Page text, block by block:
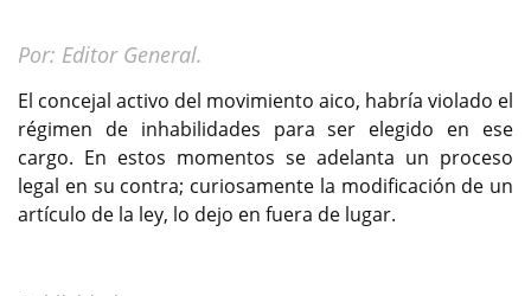
Por: Editor General.
El concejal activo del movimiento aico, habría violado el
régimen de inhabilidades para ser elegido en ese
cargo. En estos momentos se adelanta un proceso
legal en su contra; curiosamente la modificación de un
artículo de la ley, lo dejo en fuera de lugar.